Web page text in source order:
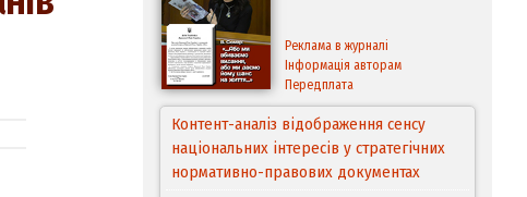
Реклама в журналі
Інформація авторам
Передплата
Контент-аналіз відображення сенсу
національних інтересів у стратегічних
нормативно-правових документах